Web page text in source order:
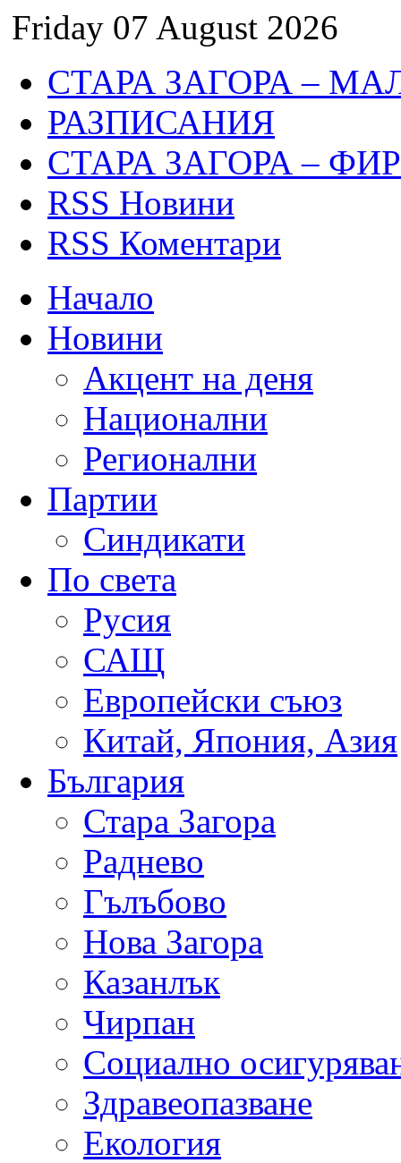
Friday 07 August 2026
СТАРА ЗАГОРА –
РАЗПИСАНИЯ
СТАРА ЗАГОРА –
RSS Новини
RSS Коментари
Начало
Новини
Акцент на деня
Национални
Регионални
Партии
Синдикати
По света
Русия
САЩ
Европейски съюз
Китай, Япония, Азия
България
Стара Загора
Раднево
Гълъбово
Нова Загора
Казанлък
Чирпан
Социално
Здравеопазване
Екология